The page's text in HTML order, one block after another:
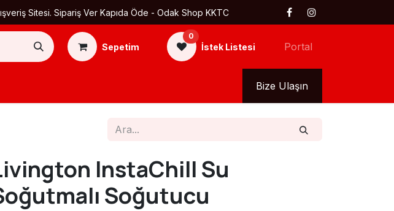
Sitesi. Sipariş Ver Kapıda Öde - Odak Shop KKTC
Sepetim
0
İstek Listesi Portal
Bize Ulaşın
InstaChill Su
Soğutucu